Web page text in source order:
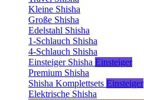
Kleine Shisha
Große Shisha
Edelstahl Shisha
1-Schlauch Shisha
4-Schlauch Shisha
Einsteiger Shisha Einsteiger
Premium Shisha
Shisha Komplettsets Einsteiger
Elektrische Shisha